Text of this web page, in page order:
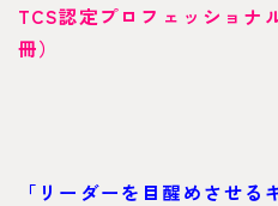
TCS認定プロフェッショナ
冊）
「リーダーを目醒めさせ